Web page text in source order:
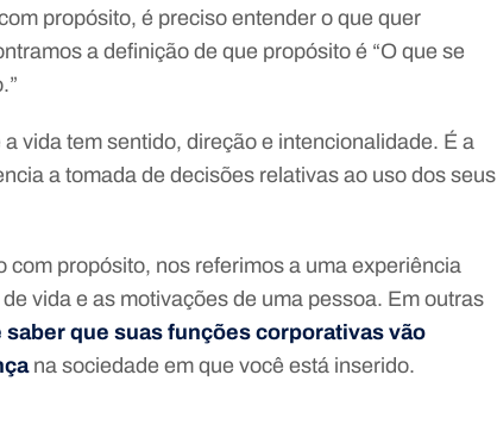
propósito, é preciso entender o que quer
a definição de que propósito é “O que se
vida tem sentido, direção e intencionalidade. É a
a tomada de decisões relativas ao uso dos seus
propósito, nos referimos a uma experiência
vida e as motivações de uma pessoa. Em outras
que suas funções corporativas vão
na sociedade em que você está inserido.